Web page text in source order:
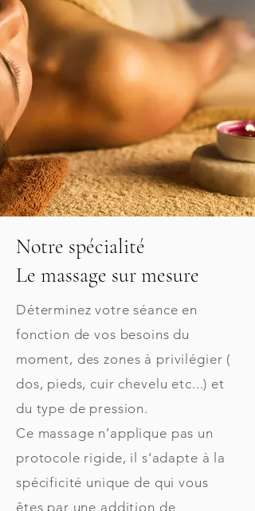
Notre spécialité
Le massage sur mesure
Déterminez votre séance en
fonction de vos besoins du
moment, des zones à privilégier (
dos, pieds, cuir chevelu etc...) et
du type de pression.
Ce massage n’applique pas un
protocole rigide, il s’adapte à la
spécificité unique de qui vous
êtes par une addition de